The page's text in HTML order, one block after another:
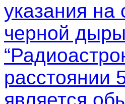
указания
черной
расстоянии